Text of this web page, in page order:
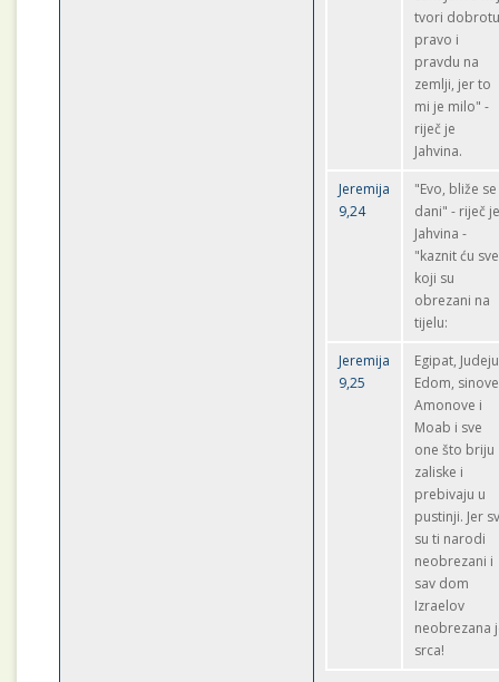
tvori
pravo i
pravdu na
zemlji, jer to
mi je milo" -
riječ je
Jahvina.
Jeremija
9,24
"Evo, bliže se
dani" - riječ
Jahvina -
"kaznit ću sve
koji su
obrezani na
tijelu:
Jeremija
9,25
Egipat,
Edom, sinove
Amonove i
Moab i sve
one što briju
zaliske i
prebivaju u
pustinji. Jer
su ti narodi
neobrezani i
sav dom
Izraelov
neobrezana
srca!